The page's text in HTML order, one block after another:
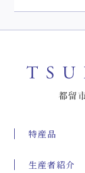
特産品
生産者紹介